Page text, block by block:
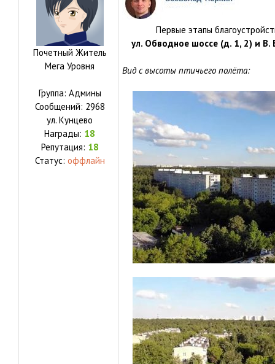
Почетный Житель
Мега Уровня
Группа: Админы
Сообщений: 2968
ул. Кунцево
Награды: 18
Репутация: 18
Статус: оффлайн
Первые этапы
ул. Обводное шоссе (д. 1, 2) и В.
Вид с высоты птичьего полёта: